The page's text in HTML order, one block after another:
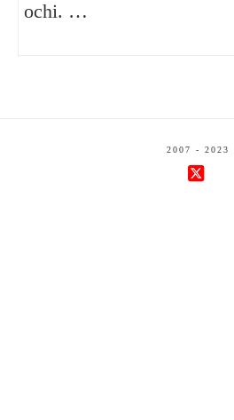
ochi. …
2007 - 2023